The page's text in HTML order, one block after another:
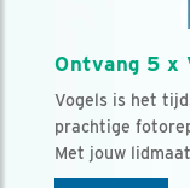
Ontvang 5 x
Vogels is het
prachtige
Met jouw